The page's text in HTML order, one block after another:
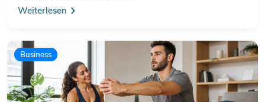
Weiterlesen
Business